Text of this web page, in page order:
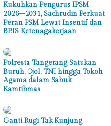
Kukuhkan Pengurus IPSM
2026–2031, Sachrudin Perkuat
Peran PSM Lewat Insentif dan
BPJS Ketenagakerjaan
Polresta Tangerang Satukan
Buruh, Ojol, TNI hingga Tokoh
Agama dalam Sabuk
Kamtibmas
Ganti Rugi Tak Kunjung